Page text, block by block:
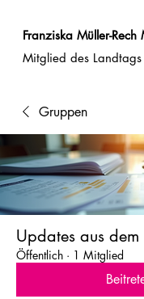
Franziska Müller-Rech
Mitglied des
Gruppen
Updates aus
Öffentlich · 1 Mitglied